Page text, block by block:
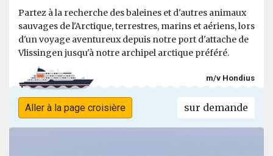
Partez à la recherche des baleines et d'autres animaux
sauvages de l'Arctique, terrestres, marins et aériens, lors
d'un voyage aventureux depuis notre port d'attache de
Vlissingen jusqu'à notre archipel arctique préféré.
m/v Hondius
Aller à la page croisière sur demande